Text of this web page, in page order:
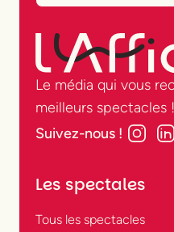
Le média qui vous
meilleurs spectacles !
Suivez-nous !
Les spectales
Tous les spectacles